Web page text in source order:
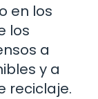
en los
los
a
y a
reciclaje.